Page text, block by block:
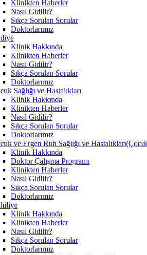
Klinikten Haberler
Nasıl Gidilir?
Sıkça Sorulan Sorular
Doktorlarımız
Klinik Hakkında
Klinikten Haberler
Nasıl Gidilir?
Sıkça Sorulan Sorular
Doktorlarımız
Sağlığı ve Hastalıkları
Klinik Hakkında
Klinikten Haberler
Nasıl Gidilir?
Sıkça Sorulan Sorular
Doktorlarımız
ve Ergen Ruh Sağlığı ve
Klinik Hakkında
Doktor Çalışma Programı
Klinikten Haberler
Nasıl Gidilir?
Sıkça Sorulan Sorular
Doktorlarımız
Klinik Hakkında
Klinikten Haberler
Nasıl Gidilir?
Sıkça Sorulan Sorular
Doktorlarımız